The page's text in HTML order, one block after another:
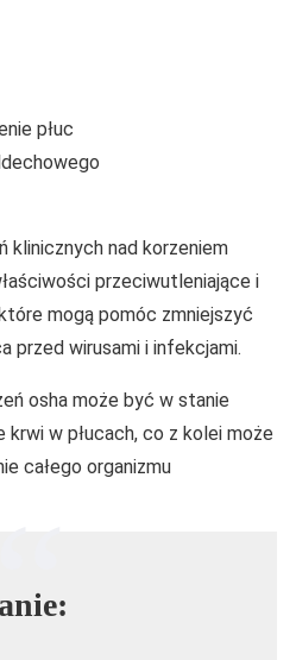
płuc
klinicznych nad korzeniem
przeciwutleniające i
mogą pomóc zmniejszyć
przed wirusami i infekcjami.
osha może być w stanie
w płucach, co z kolei może
całego organizmu